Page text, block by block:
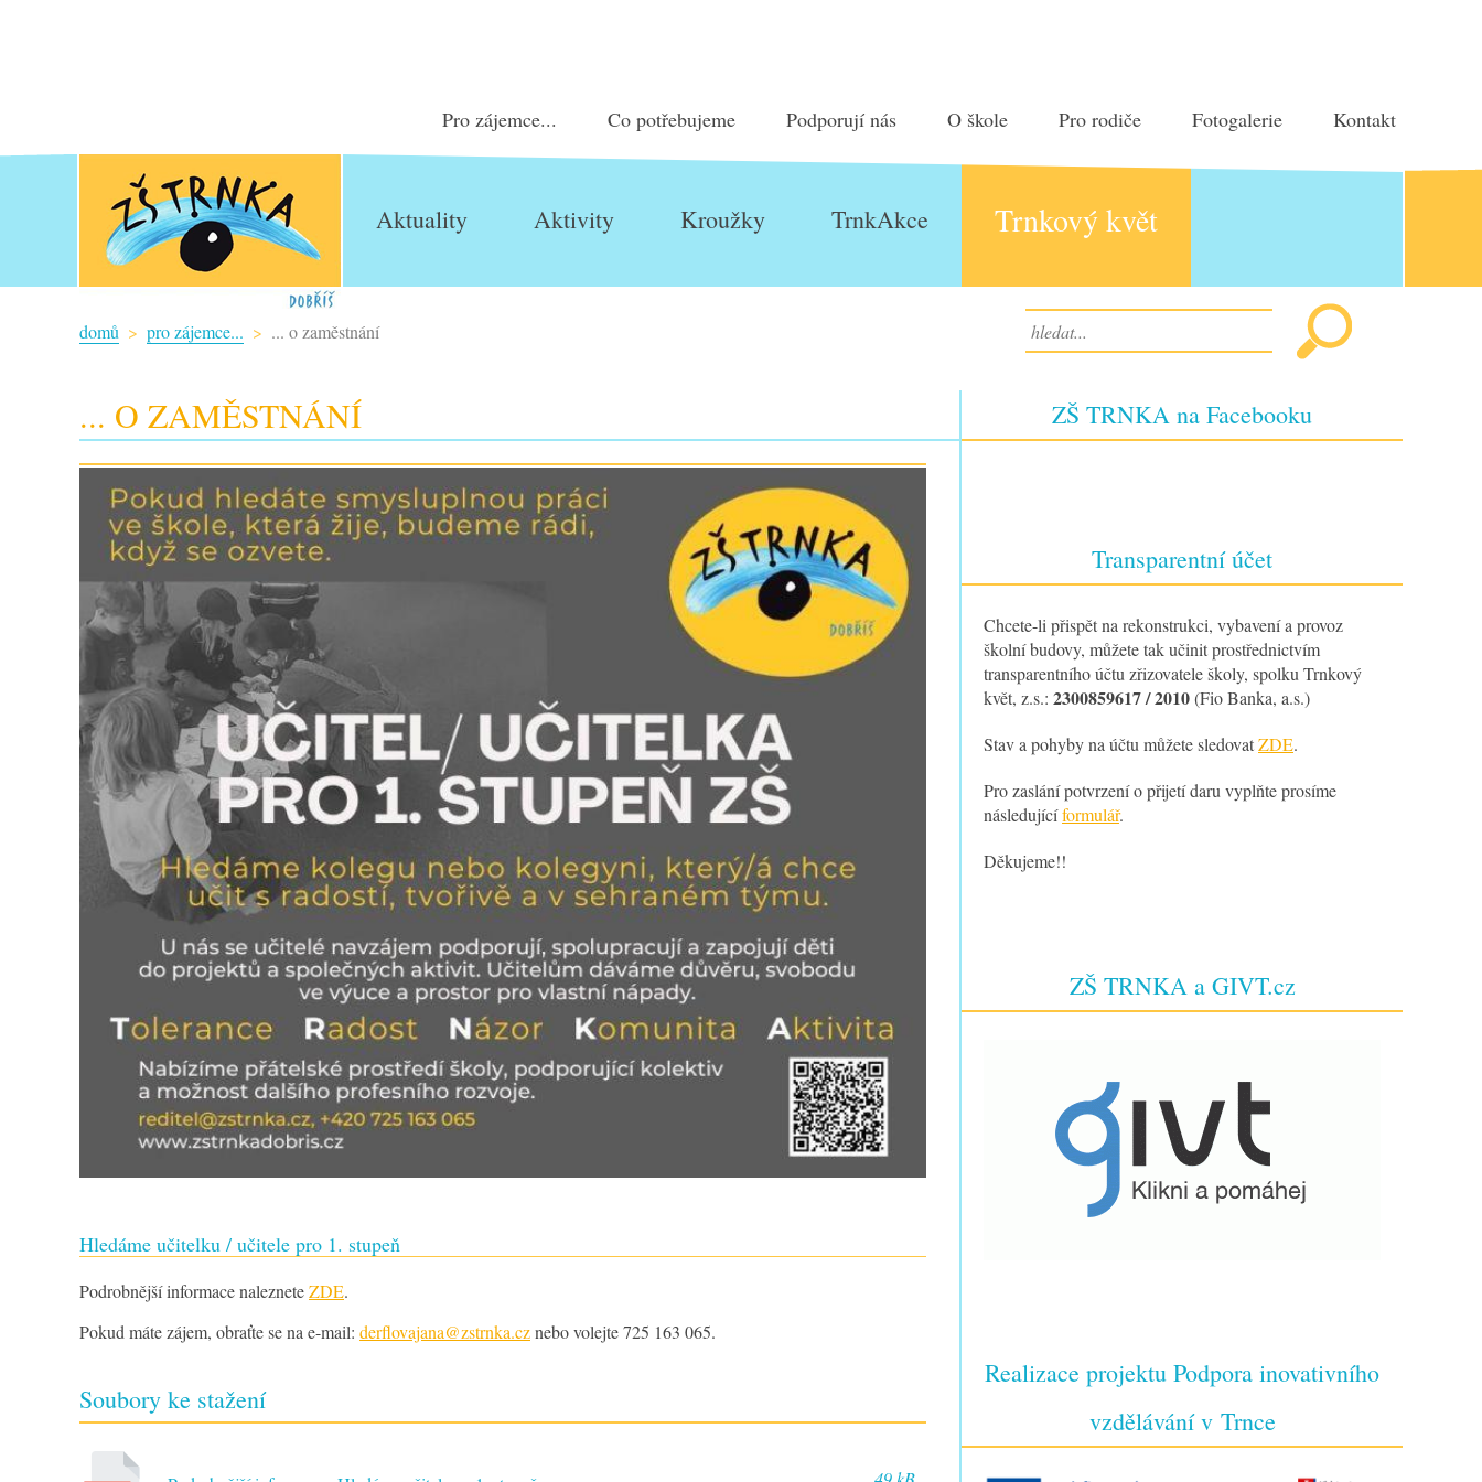
Pro zájemce... Co potřebujeme Podporují nás O škole Pro rodiče Fotogalerie Kontakt
ZŠ Trnka Dobříš
Aktuality Aktivity Kroužky TrnkAkce Trnkový květ
domů pro zájemce... ... o zaměstnání
... O ZAMĚSTNÁNÍ
Hledáme učitelku / učitele pro 1. stupeň
Podrobnější informace nalezneteZDE.
Pokud máte zájem, obraťte se na e-mail: derflovajana@zstrnka.cznebo volejte 725 163 065.
Soubory ke stažení
ZŠ TRNKA na Facebooku
Transparentní účet
Chcete-li přispět na rekonstrukci, vybavení a provoz
školní budovy, můžete tak učinit prostřednictvím
transparentního účtu zřizovatele školy, spolku Trnkový
květ, z.s.: 2300859617 / 2010(Fio Banka, a.s.)
Stav a pohyby na účtu můžete sledovatZDE.
Pro zaslání potvrzení o přijetí daru vyplňte prosíme
následujícíformulář.
Děkujeme!!
ZŠ TRNKA a GIVT.cz
Realizace projektu Podpora inovativního
vzdělávání v Trnce